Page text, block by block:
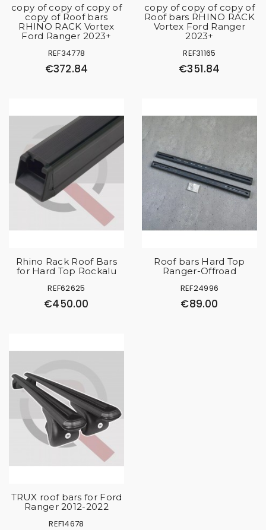
copy of copy of copy of
copy of Roof bars
RHINO RACK Vortex
Ford Ranger 2023+
REF34778
€372.84
copy of copy of copy of
Roof bars RHINO RACK
Vortex Ford Ranger
2023+
REF31165
€351.84
Rhino Rack Roof Bars
for Hard Top Rockalu
REF62625
€450.00
Roof bars Hard Top
Ranger-Offroad
REF24996
€89.00
TRUX roof bars for Ford
Ranger 2012-2022
REF14678